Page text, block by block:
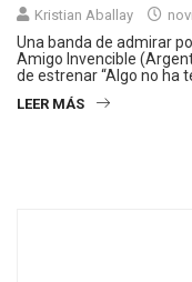
Kristian Aballay
Una banda de admirar
Amigo Invencible
de estrenar “Algo no ha
LEER MÁS